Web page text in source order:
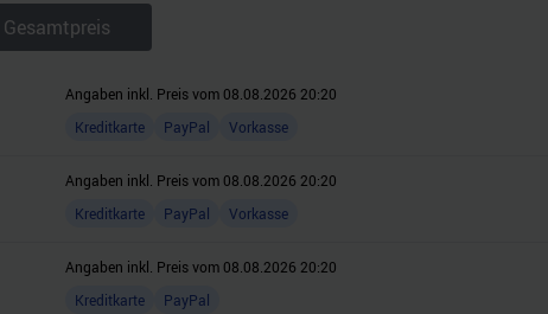
Gesamtpreis
Angaben inkl. Preis vom 08.08.2026 20:20
Kreditkarte
PayPal Vorkasse
Angaben inkl. Preis vom 08.08.2026 20:20
Kreditkarte
PayPal Vorkasse
Angaben inkl. Preis vom 08.08.2026 20:20
Kreditkarte
PayPal